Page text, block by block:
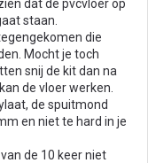
dat de pvcvloer op
staan.
die
Mocht je toch
snij de kit dan na
de vloer werken.
de spuitmond
en niet te hard in je
de 10 keer niet